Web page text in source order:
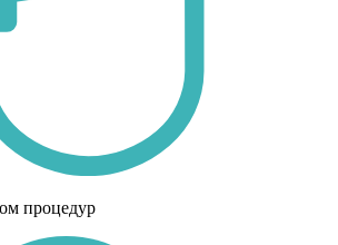
процедур